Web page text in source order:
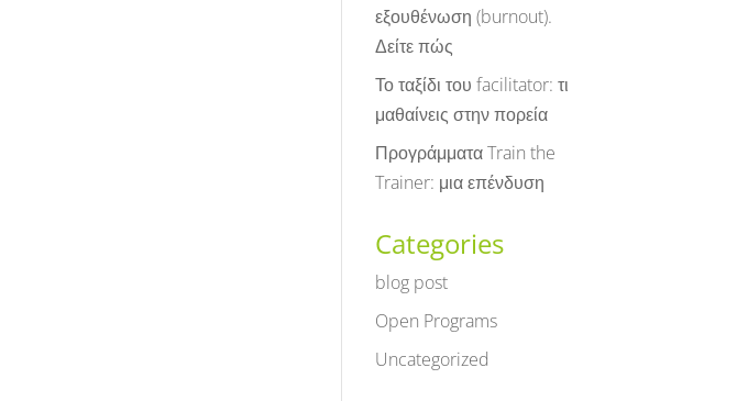
εξουθένωση (burnout).
Δείτε πώς
Το ταξίδι του facilitator: τι
μαθαίνεις στην πορεία
Προγράμματα Train the
Trainer: μια επένδυση
Categories
blog post
Open Programs
Uncategorized